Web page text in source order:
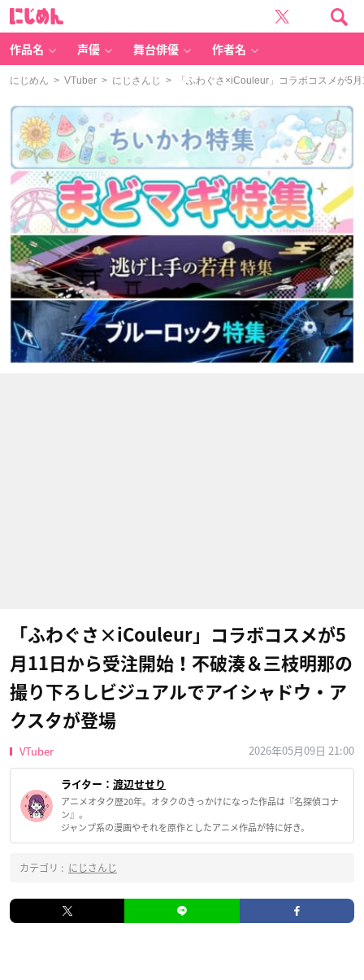
作品名 声優 舞台俳優 作者名
にじめん > VTuber > にじさんじ > 「ふわぐさ×iCouleur」コラボコスメが5
「ふわぐさ×iCouleur」コラボコスメが5
月11日から受注開始！不破湊＆三枝明那の
撮り下ろしビジュアルでアイシャドウ・ア
クスタが登場
VTuber 2026年05月09日 21:00
ライター： 渡辺せせり
アニメオタク歴20年。オタクのきっかけになった作品は『名探偵コナ
ン』。
ジャンプ系の漫画やそれを原作としたアニメ作品が特に好き。
カテゴリ : にじさんじ